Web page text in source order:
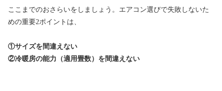
ここまでのおさらいをしましょう。エアコン選びで失敗しないた
めの重要2ポイントは、
①サイズを間違えない
②冷暖房の能力（適用畳数）を間違えない